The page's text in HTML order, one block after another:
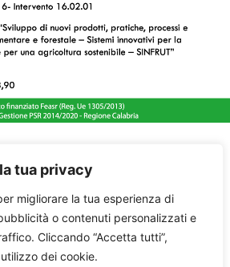
tua privacy
migliorare la tua esperienza di
o contenuti personalizzati e
Cliccando “Accetta tutti”,
dei cookie.